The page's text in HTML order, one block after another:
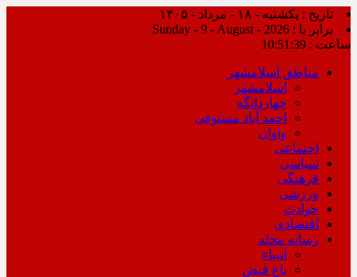
تاریخ : یکشنبه - ۱۸ - مرداد - ۱۴۰۵
برابر با : Sunday - 9 - August - 2026
ساعت : 10:51:39
مناطق اسلامشهر
اسلامشهر
چهاردانگه
احمد آباد مستوفی
واوان
اجتماعی
سیاسی
فرهنگی
ورزشی
حوادث
اقتصادی
رسانه محله
انبیاء
باغ فیض